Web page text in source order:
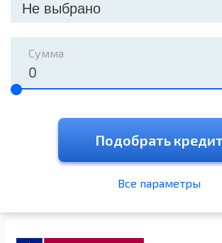
Не выбрано
Сумма
Подобрать кредит
Все параметры